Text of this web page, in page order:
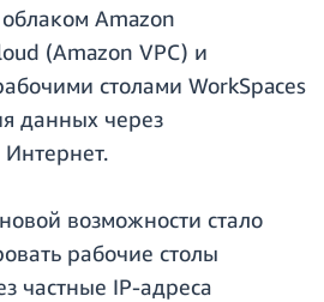
Amazon
(Amazon VPC) и
столами WorkSpaces
данных через
возможности стало
рабочие столы
частные IP-адреса